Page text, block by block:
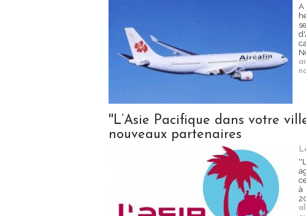
''L’Asie Pacifique dans votre
nouveaux partenaires
à